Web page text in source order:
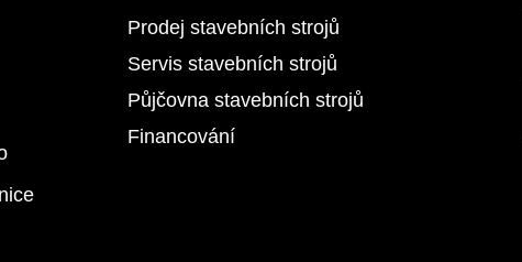
Prodej stavebních strojů
Servis stavebních strojů
Půjčovna stavebních strojů
Financování